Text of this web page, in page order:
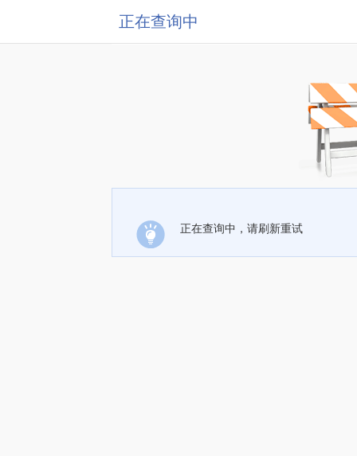
正在查询中
正在查询中，请刷新重试